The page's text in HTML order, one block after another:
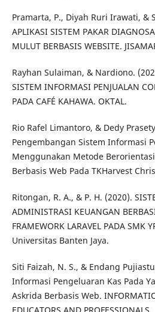
Pramarta, P., Diyah Ruri Irawati, &
APLIKASI SISTEM PAKAR
MULUT BERBASIS WEBSITE.
Rayhan Sulaiman, & Nardiono.
SISTEM INFORMASI PENJUALAN
PADA CAFÉ KAHAWA. OKTAL.
Rio Rafel Limantoro, & Dedy
Pengembangan Sistem Informasi
Menggunakan Metode
Berbasis Web Pada TKHarvest
Ritongan, R. A., & P. H. (2020).
ADMINISTRASI KEUANGAN
FRAMEWORK LARAVEL PADA SMK
Universitas Banten Jaya.
Siti Faizah, N. S., & Endang
Informasi Pengeluaran Kas Pada
Askrida Berbasis Web.